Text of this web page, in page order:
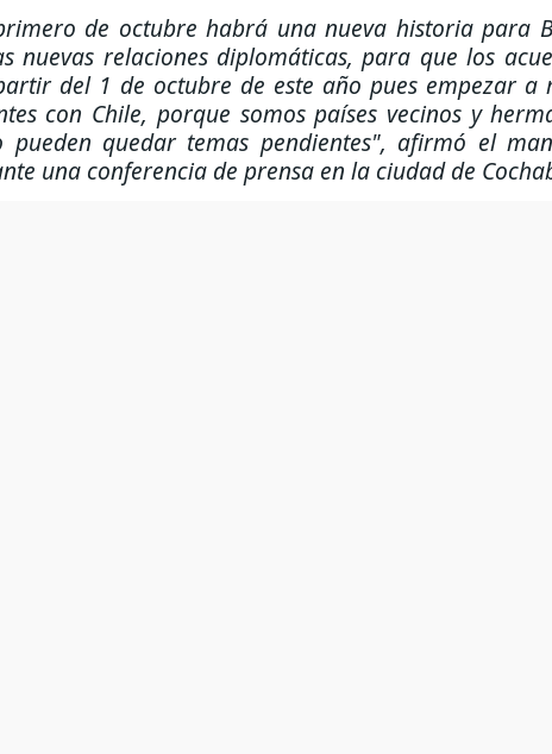
de octubre habrá una nueva historia para
nuevas relaciones diplomáticas, para que los
del 1 de octubre de este año pues empezar a
con Chile, porque somos países vecinos y
quedar temas pendientes", afirmó el
una conferencia de prensa en la ciudad de